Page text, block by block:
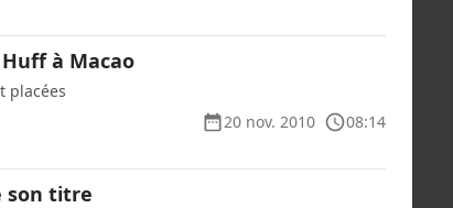
à Macao
placées
20 nov. 2010
08:14
son titre